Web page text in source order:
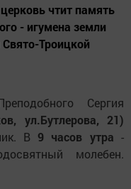
чтит память
- игумена земли
Свято-Троицкой
Сергия
ул.Бутлерова, 21)
В 9 часов утра -
молебен.